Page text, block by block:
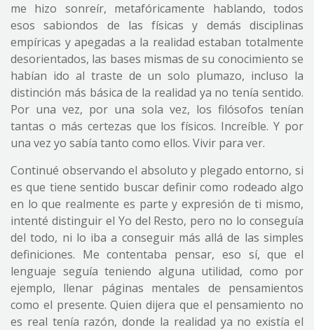
me hizo sonreír, metafóricamente hablando, todos
esos sabiondos de las físicas y demás disciplinas
empíricas y apegadas a la realidad estaban totalmente
desorientados, las bases mismas de su conocimiento se
habían ido al traste de un solo plumazo, incluso la
distinción más básica de la realidad ya no tenía sentido.
Por una vez, por una sola vez, los filósofos tenían
tantas o más certezas que los físicos. Increíble. Y por
una vez yo sabía tanto como ellos. Vivir para ver.
Continué observando el absoluto y plegado entorno, si
es que tiene sentido buscar definir como rodeado algo
en lo que realmente es parte y expresión de ti mismo,
intenté distinguir el Yo del Resto, pero no lo conseguía
del todo, ni lo iba a conseguir más allá de las simples
definiciones. Me contentaba pensar, eso sí, que el
lenguaje seguía teniendo alguna utilidad, como por
ejemplo, llenar páginas mentales de pensamientos
como el presente. Quien dijera que el pensamiento no
es real tenía razón, donde la realidad ya no existía el